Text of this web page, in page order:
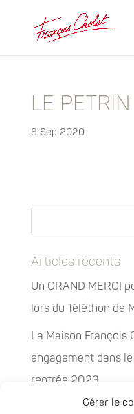
Gérer le
LE
8 Sep 2020
Articles récents
Un GRAND MERCI
lors du Téléthon de
La Maison François
engagement dans
rentrée 2023
La Maison